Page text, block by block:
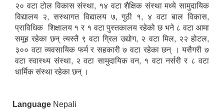
२० वटा टोल विकास संस्था, १४ वटा शैक्षिक संस्था मध्ये सामुदायिक
विद्यालय २, सस्थागत विद्यालय ७, गुठी १, ४ वटा बाल विकास,
प्राविधिक शिक्षालय १ र १ वटा पुस्तकालय रहेको छ भने ८ वटा आमा
समूह रहेका छन् त्यस्तै ९ वटा ग्रिल उद्योग, २ वटा मिल, २२ होटल,
३०० वटा व्यवसायिक फर्म र सहकारी ७ वटा रहेका छन् । यसैगरी ७
वटा स्वास्थ्य संस्था, २ वटा सामुदायिक वन, १ वटा नर्सरी र ८ वटा
धार्मिक संस्था रहेका छन् ।
Language Nepali